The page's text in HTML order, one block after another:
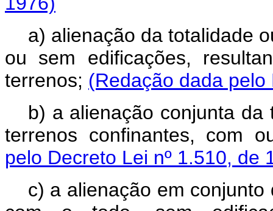
a) alienação da totalidade
ou sem edificações,
terrenos; (Redação dada
b) a alienação conjunta
terrenos confinantes, com
pelo Decreto Lei nº 1.510, de
c) a alienação em